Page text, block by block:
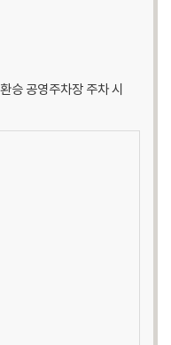
승 공영주차장 주차 시